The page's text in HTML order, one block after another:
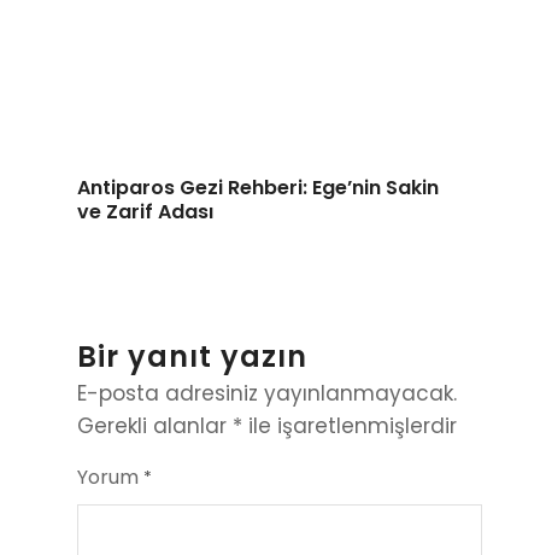
Antiparos Gezi Rehberi: Ege’nin Sakin
ve Zarif Adası
Bir yanıt yazın
E-posta adresiniz yayınlanmayacak.
Gerekli alanlar * ile işaretlenmişlerdir
Yorum *